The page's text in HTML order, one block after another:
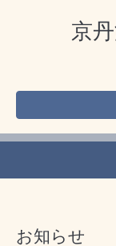
京
お知らせ